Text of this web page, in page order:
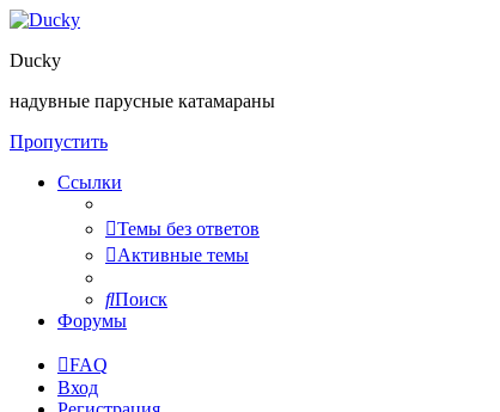
Ducky
надувные парусные катамараны
Пропустить
Ссылки
Темы без ответов
Активные темы
Поиск
Форумы
FAQ
Вход